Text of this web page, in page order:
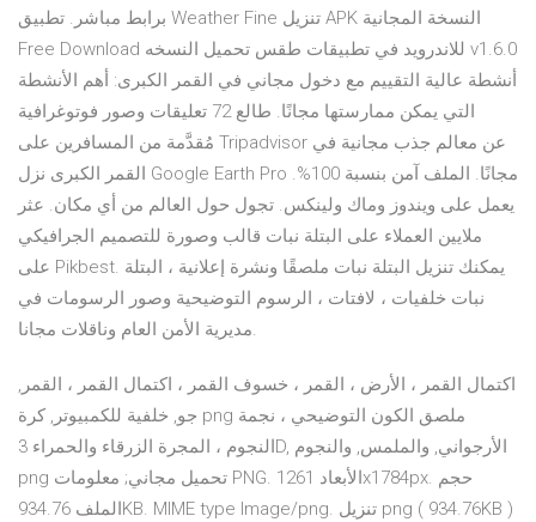
برابط مباشر. تطبيق Weather Fine تنزيل APK النسخة المجانية
Free Download للاندرويد في تطبيقات طقس تحميل النسخه v1.6.0
أنشطة عالية التقييم مع دخول مجاني في القمر الكبرى: أهم الأنشطة
التي يمكن ممارستها مجانًا. طالع 72 تعليقات وصور فوتوغرافية
مُقدَّمة من المسافرين على Tripadvisor عن معالم جذب مجانية في
القمر الكبرى نزل Google Earth Pro مجانًا. الملف آمن بنسبة 100%.
يعمل على ويندوز وماك ولينكس. تجول حول العالم من أي مكان. عثر
ملايين العملاء على البتلة نبات قالب وصورة للتصميم الجرافيكي
على Pikbest. يمكنك تنزيل البتلة نبات ملصقًا ونشرة إعلانية ، البتلة
نبات خلفيات ، لافتات ، الرسوم التوضيحية وصور الرسومات في
مديرية الأمن العام وناقلات مجانا.
اكتمال القمر ، الأرض ، القمر ، خسوف القمر ، اكتمال القمر ، القمر,
جو, خلفية للكمبيوتر, كرة png ملصق الكون التوضيحي ، نجمة
النجوم ، المجرة الزرقاء والحمراء 3D, الأرجواني, والملمس, والنجوم
png تحميل مجاني; معلومات PNG. الأبعاد 1261x1784px. حجم
الملف 934.76KB. MIME type Image/png. تنزيل png ( 934.76KB )